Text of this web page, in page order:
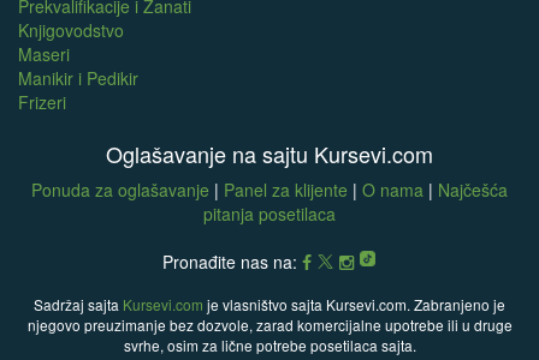
Prekvalifikacije i Zanati
Knjigovodstvo
Maseri
Manikir i Pedikir
Frizeri
Oglašavanje na sajtu Kursevi.com
Ponuda za oglašavanje | Panel za klijente | O nama | Najčešća
pitanja posetilaca
Pronađite nas na:
Sadržaj sajta Kursevi.com je vlasništvo sajta Kursevi.com. Zabranjeno je
njegovo preuzimanje bez dozvole, zarad komercijalne upotrebe ili u druge
svrhe, osim za lične potrebe posetilaca sajta.